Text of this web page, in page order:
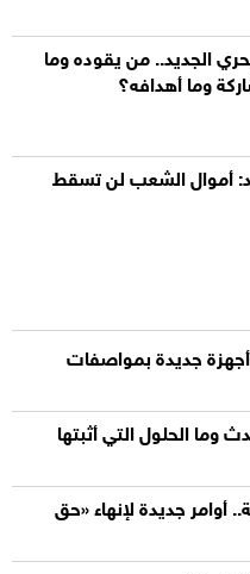
الجديد.. من يقوده وما
وما أهدافه؟
أموال الشعب لن تسقط
جديدة بمواصفات
وما الحلول التي أثبتها
أوامر جديدة لإنهاء «حق